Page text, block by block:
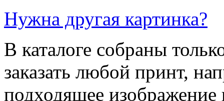
Нужна другая картинка?
В каталоге собраны
заказать любой принт,
подходящее изображение